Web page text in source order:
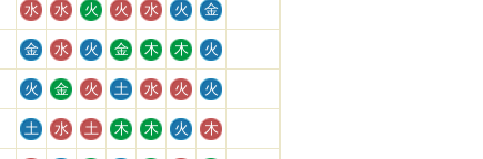
水 水 火 火 水 火 金
金 水 火 金 木 木 火
火 金 火 土 水 火 火
土 水 土 木 木 火 木